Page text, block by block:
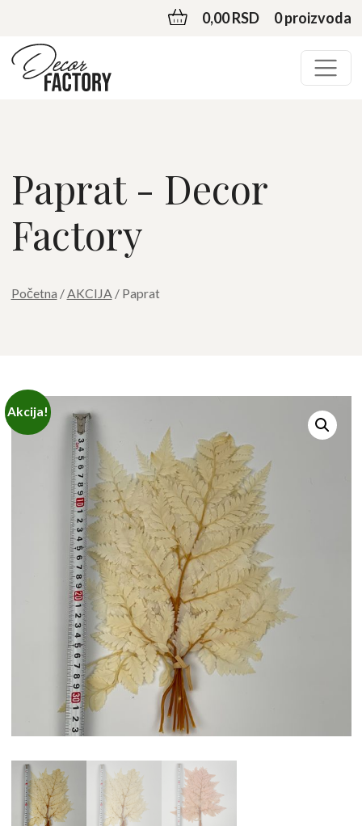
0,00 RSD 0 proizvoda
Paprat - Decor
Factory
Početna /AKCIJA / Paprat
Akcija!